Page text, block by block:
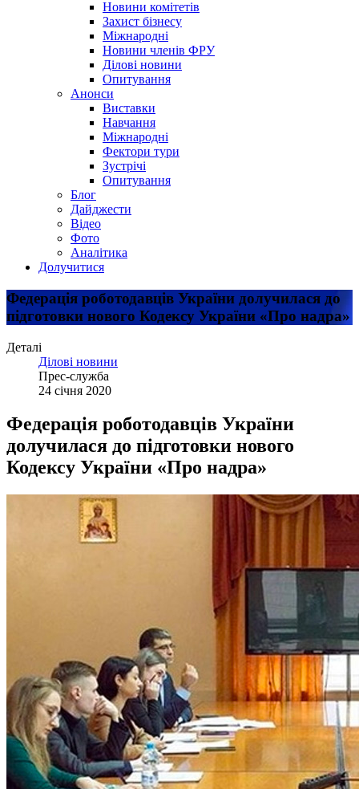
Новини комітетів
Захист бізнесу
Міжнародні
Новини членів ФРУ
Ділові новини
Опитування
Анонси
Виставки
Навчання
Міжнародні
Фектори тури
Зустрічі
Опитування
Блог
Дайджести
Відео
Фото
Аналітика
Долучитися
Федерація роботодавців України долучилася до
підготовки нового Кодексу України «Про надра»
Деталі
Ділові новини
Прес-служба
24 січня 2020
Федерація роботодавців України
долучилася до підготовки нового
Кодексу України «Про надра»